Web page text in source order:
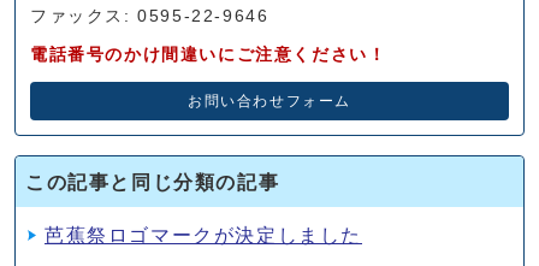
ファックス: 0595-22-9646
電話番号のかけ間違いにご注意ください！
お問い合わせフォーム
この記事と同じ分類の記事
芭蕉祭ロゴマークが決定しました